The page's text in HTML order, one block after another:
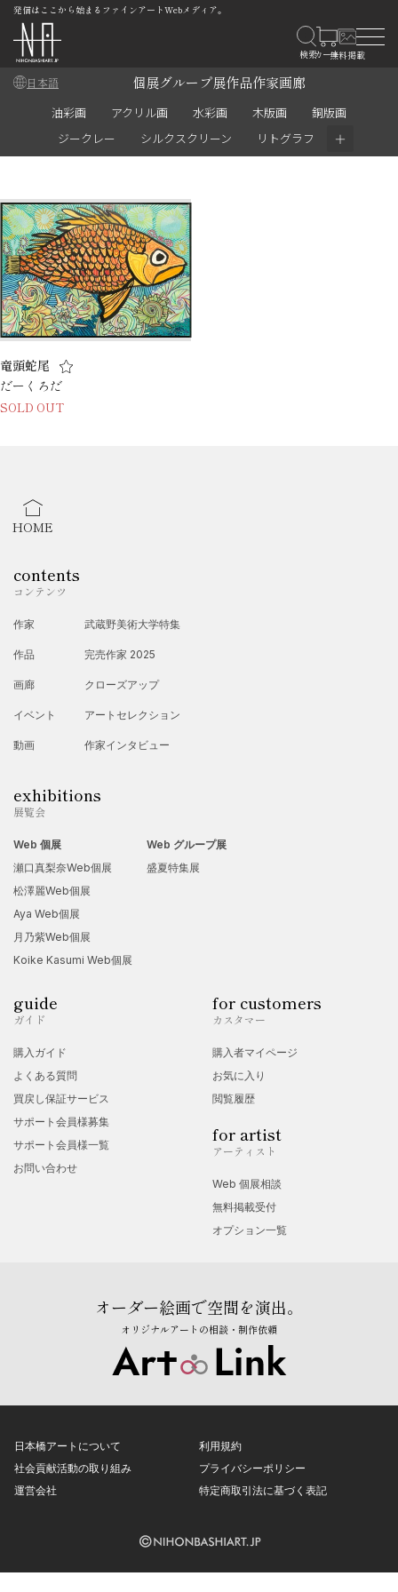
発信はここから始まるファインアートWebメディア。
日本語 個展グループ展作品作家画廊
油彩画 アクリル画 水彩画 木版画
銅版画
ジークレー
シルクスクリーン リトグラフ ＋
竜頭蛇尾
だーくろだ
SOLD OUT
HOME
contents
コンテンツ
作家
作品
画廊
イベント
動画
武蔵野美術大学特集
完売作家 2025
クローズアップ
アートセレクション
作家インタビュー
exhibitions
展覧会
Web 個展
瀬口真梨奈Web個展
松澤麗Web個展
Aya Web個展
月乃紫Web個展
Koike Kasumi Web個展
Web グループ展
盛夏特集展
guide
ガイド
購入ガイド
よくある質問
買戻し保証サービス
サポート会員様募集
サポート会員様一覧
お問い合わせ
for customers
カスタマー
購入者マイページ
お気に入り
閲覧履歴
for artist
アーティスト
Web 個展相談
無料掲載受付
オプション一覧
オーダー絵画で空間を演出。
オリジナルアートの相談・制作依頼
日本橋アートについて
社会貢献活動の取り組み
運営会社
利用規約
プライバシーポリシー
特定商取引法に基づく表記